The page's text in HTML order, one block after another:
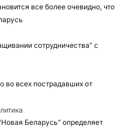
все более очевидно, что
сотрудничества” с
во всех пострадавших от
Беларусь" определяет